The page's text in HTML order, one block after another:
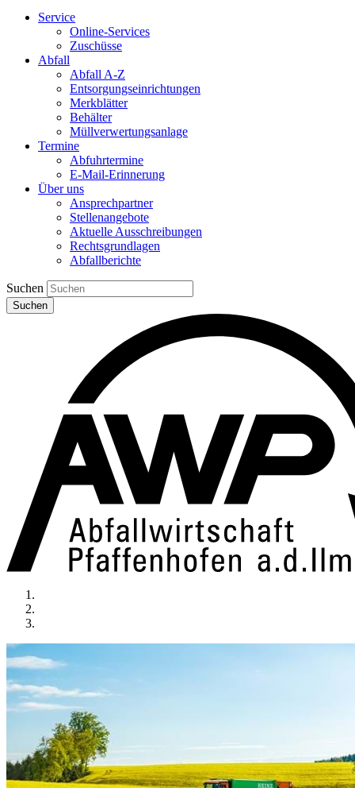
Service
Online-Services
Zuschüsse
Abfall
Abfall A-Z
Entsorgungseinrichtungen
Merkblätter
Behälter
Müllverwertungsanlage
Termine
Abfuhrtermine
E-Mail-Erinnerung
Über uns
Ansprechpartner
Stellenangebote
Aktuelle Ausschreibungen
Rechtsgrundlagen
Abfallberichte
Suchen
Suchen